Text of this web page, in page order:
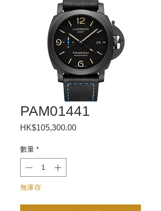
PAM01441
HK$105,300.00價
數量 *
無庫存